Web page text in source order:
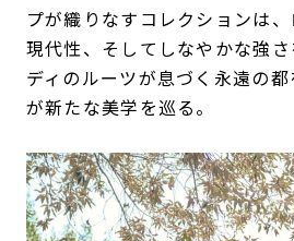
プが織りなすコレクションは
現代性、そしてしなやかな強
ディのルーツが息づく永遠の
が新たな美学を巡る。